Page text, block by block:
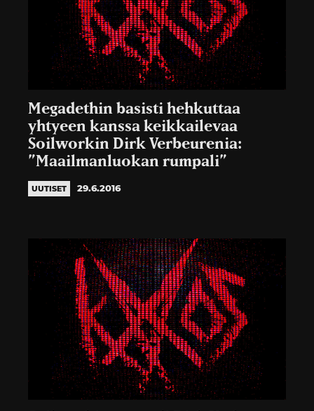
Megadethin basisti hehkuttaa
yhtyeen kanssa keikkailevaa
Soilworkin Dirk Verbeurenia:
”Maailmanluokan rumpali”
UUTISET 29.6.2016